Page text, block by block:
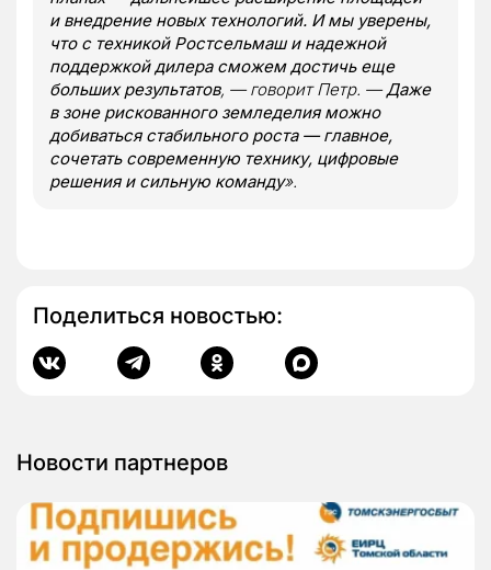
и внедрение новых технологий. И мы уверены,
что с техникой Ростсельмаш и надежной
поддержкой дилера сможем достичь еще
больших результатов, — говорит Петр. —Даже
в зоне рискованного земледелия можно
добиваться стабильного роста — главное,
сочетать современную технику, цифровые
решения и сильную команду».
Поделиться новостью:
Новости партнеров